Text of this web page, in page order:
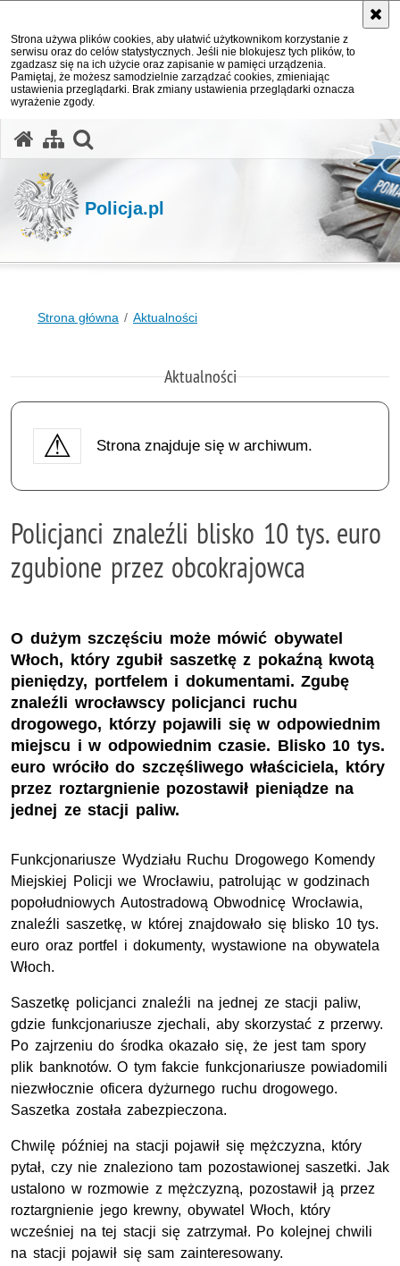
Strona używa plików cookies, aby ułatwić użytkownikom korzystanie z
serwisu oraz do celów statystycznych. Jeśli nie blokujesz tych plików, to
zgadzasz się na ich użycie oraz zapisanie w pamięci urządzenia.
Pamiętaj, że możesz samodzielnie zarządzać cookies, zmieniając
ustawienia przeglądarki. Brak zmiany ustawienia przeglądarki oznacza
wyrażenie zgody.
Policja.pl
Strona główna Aktualności
Aktualności
Strona znajduje się w archiwum.
Policjanci znaleźli blisko 10 tys. euro
zgubione przez obcokrajowca
O dużym szczęściu może mówić obywatel
Włoch, który zgubił saszetkę z pokaźną kwotą
pieniędzy, portfelem i dokumentami. Zgubę
znaleźli wrocławscy policjanci ruchu
drogowego, którzy pojawili się w odpowiednim
miejscu i w odpowiednim czasie. Blisko 10 tys.
euro wróciło do szczęśliwego właściciela, który
przez roztargnienie pozostawił pieniądze na
jednej ze stacji paliw.
Funkcjonariusze Wydziału Ruchu Drogowego Komendy
Miejskiej Policji we Wrocławiu, patrolując w godzinach
popołudniowych Autostradową Obwodnicę Wrocławia,
znaleźli saszetkę, w której znajdowało się blisko 10 tys.
euro oraz portfel i dokumenty, wystawione na obywatela
Włoch.
Saszetkę policjanci znaleźli na jednej ze stacji paliw,
gdzie funkcjonariusze zjechali, aby skorzystać z przerwy.
Po zajrzeniu do środka okazało się, że jest tam spory
plik banknotów. O tym fakcie funkcjonariusze powiadomili
niezwłocznie oficera dyżurnego ruchu drogowego.
Saszetka została zabezpieczona.
Chwilę później na stacji pojawił się mężczyzna, który
pytał, czy nie znaleziono tam pozostawionej saszetki. Jak
ustalono w rozmowie z mężczyzną, pozostawił ją przez
roztargnienie jego krewny, obywatel Włoch, który
wcześniej na tej stacji się zatrzymał. Po kolejnej chwili
na stacji pojawił się sam zainteresowany.